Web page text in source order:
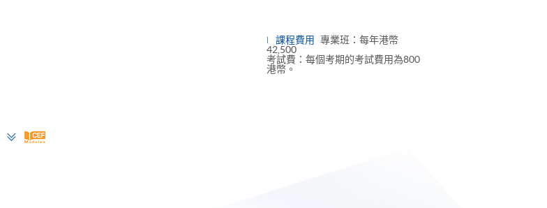
課程費用
專業班：每年港幣
42,500
考試費：每個考期的考試費用為800
港幣。
Toggle